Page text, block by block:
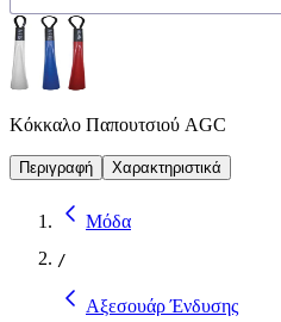
Κόκκαλο Παπουτσιού AGC
Περιγραφή Χαρακτηριστικά
Μόδα
/
Αξεσουάρ Ένδυσης